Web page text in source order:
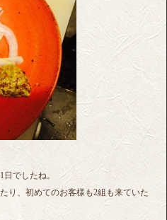
でしたね。
り、初めてのお客様も2組も来ていた